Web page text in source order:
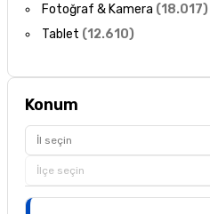
Fotoğraf & Kamera (18.017)
Tablet (12.610)
Konum
İl seçin
İlçe seçin